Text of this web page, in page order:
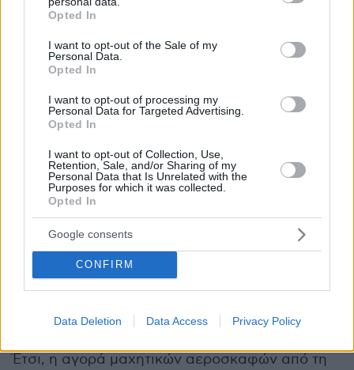
grant or deny consent to Google and its third-party tags to
use your data for below specified purposes in below Google
consent section.
Opted In
I want to opt-out of the Sale of my
Personal Data.
Opted In
I want to opt-out of processing my
Personal Data for Targeted Advertising.
Opted In
I want to opt-out of Collection, Use,
Retention, Sale, and/or Sharing of my
Personal Data that Is Unrelated with the
Purposes for which it was collected.
Opted In
Google consents
CONFIRM
Data Deletion Data Access Privacy Policy
Και δεν θα είχα κάνει ποτέ αυτές τις
επόμενα δέκα έως δεκαπέντε χρόνια, επειδή
μιλάμε για ένα μακροπρόθεσμο πρόγραμμα
αποπληρωμής, ότι είμαστε σε θέση να
υποστηρίξουμε αυτές τις επενδύσεις. Πρέπει
να επισημάνω ότι ζούμε σε μια επικίνδυνη
γειτονιά.Η Ελλάδα θα έχει πάντα ισχυρή
αποτρεπτική ικανότητα. Και είναι δική μου
ευθύνη να διασφαλίσω ότι τη διατηρώ στο
επίπεδο που πρέπει και να τη ενισχύω.
Ανακοινώσαμε δύο μεγάλες αγορές, θα έλεγα
και οι δύο καθυστερημένες, δεν πρέπει να
ξεχνάμε ότι πάνω από δέκα χρόνια η Ελλάδα
επένδυση στις ένοπλες δυνάμεις της.
Έτσι, η αγορά μαχητικών αεροσκαφών από τη